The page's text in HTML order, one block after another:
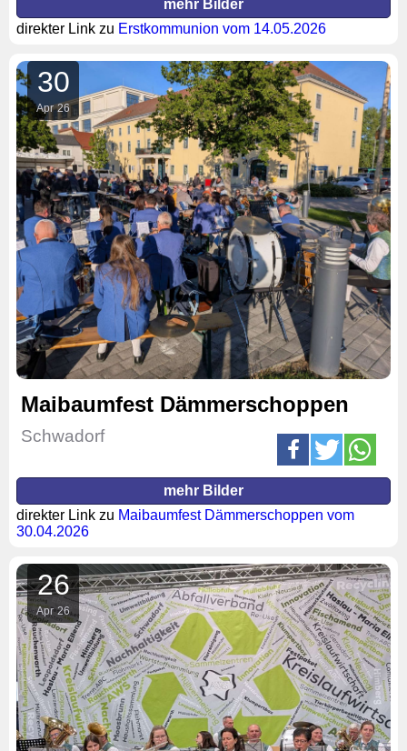
mehr Bilder
direkter Link zu Erstkommunion vom 14.05.2026
30
Apr 26
Maibaumfest Dämmerschoppen
Schwadorf
mehr Bilder
direkter Link zu Maibaumfest Dämmerschoppen vom
30.04.2026
26
Apr 26